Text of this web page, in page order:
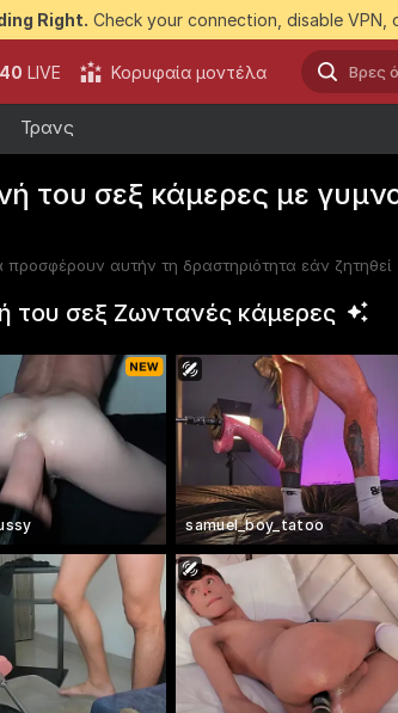
Right. Check your connection, disable
LIVE Κορυφαία μοντέλα
Τρανς
του σεξ κάμερες με
προσφέρουν αυτήν τη δραστηριότητα εάν ζητηθεί
του σεξ Ζωντανές κάμερες
samuel_boy_tatoo